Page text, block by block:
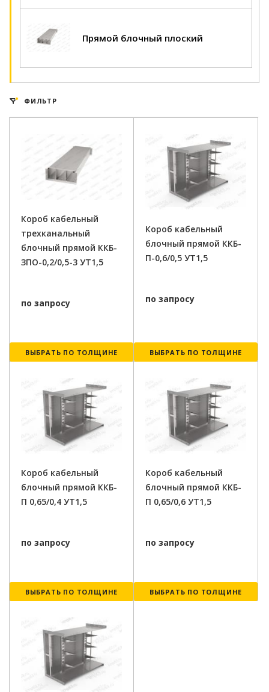
Прямой блочный плоский
ФИЛЬТР
Короб кабельный
трехканальный
блочный прямой ККБ-
ЗПО-0,2/0,5-3 УТ1,5
по запросу
ВЫБРАТЬ ПО ТОЛЩИНЕ
Короб кабельный
блочный прямой ККБ-
П-0,6/0,5 УТ1,5
по запросу
ВЫБРАТЬ ПО ТОЛЩИНЕ
Короб кабельный
блочный прямой ККБ-
П 0,65/0,4 УТ1,5
по запросу
ВЫБРАТЬ ПО ТОЛЩИНЕ
Короб кабельный
блочный прямой ККБ-
П 0,65/0,6 УТ1,5
по запросу
ВЫБРАТЬ ПО ТОЛЩИНЕ